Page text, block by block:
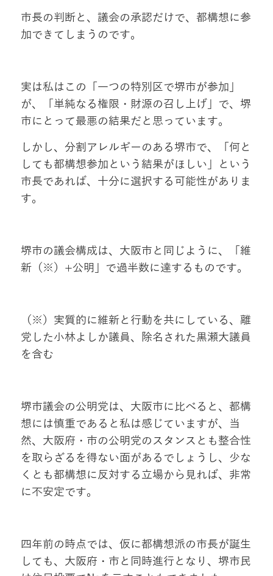
市長の判断と、議会の承認だけで、都構想に参
加できてしまうのです。
実は私はこの「一つの特別区で堺市が参加」
が、「単純なる権限・財源の召し上げ」で、堺
市にとって最悪の結果だと思っています。
しかし、分割アレルギーのある堺市で、「何と
しても都構想参加という結果がほしい」という
市長であれば、十分に選択する可能性がありま
す。
堺市の議会構成は、大阪市と同じように、「維
新（※）+公明」で過半数に達するものです。
（※）実質的に維新と行動を共にしている、離
党した小林よしか議員、除名された黒瀬大議員
を含む
堺市議会の公明党は、大阪市に比べると、都構
想には慎重であると私は感じていますが、当
然、大阪府・市の公明党のスタンスとも整合性
を取らざるを得ない面があるでしょうし、少な
くとも都構想に反対する立場から見れば、非常
に不安定です。
四年前の時点では、仮に都構想派の市長が誕生
しても、大阪府・市と同時進行となり、堺市民